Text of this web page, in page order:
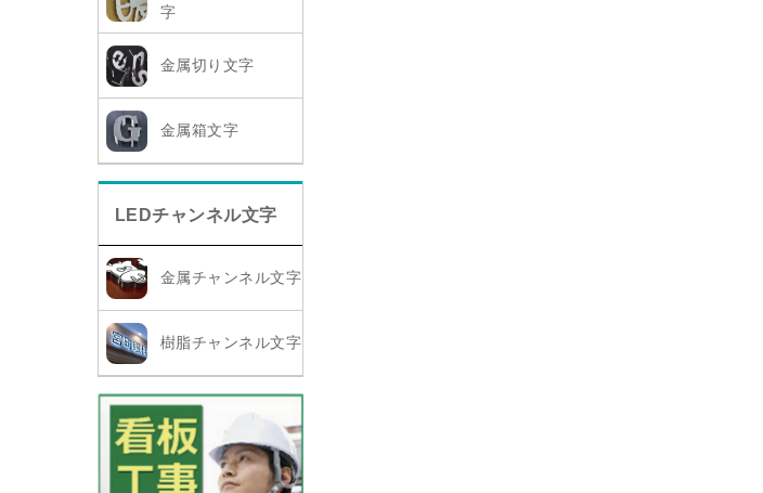
字
金属切り文字
金属箱文字
LEDチャンネル文字
金属チャンネル文字
樹脂チャンネル文字